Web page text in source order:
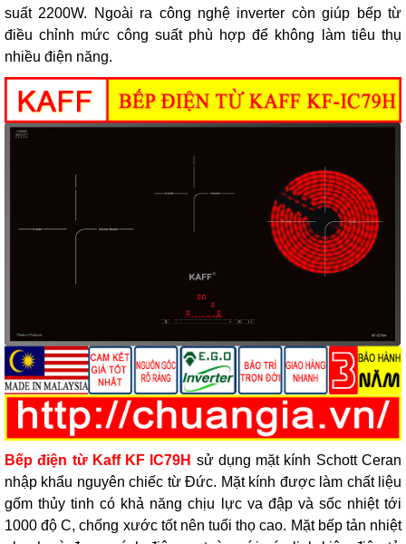
suất 2200W. Ngoài ra công nghệ inverter còn giúp bếp từ
điều chỉnh mức công suất phù hợp để không làm tiêu thụ
nhiều điện năng.
Bếp điện từ Kaff KF IC79H sử dụng mặt kính Schott Ceran
nhập khẩu nguyên chiếc từ Đức. Mặt kính được làm chất liệu
gốm thủy tinh có khả năng chịu lực va đập và sốc nhiệt tới
1000 độ C, chống xước tốt nên tuổi thọ cao. Mặt bếp tản nhiệt